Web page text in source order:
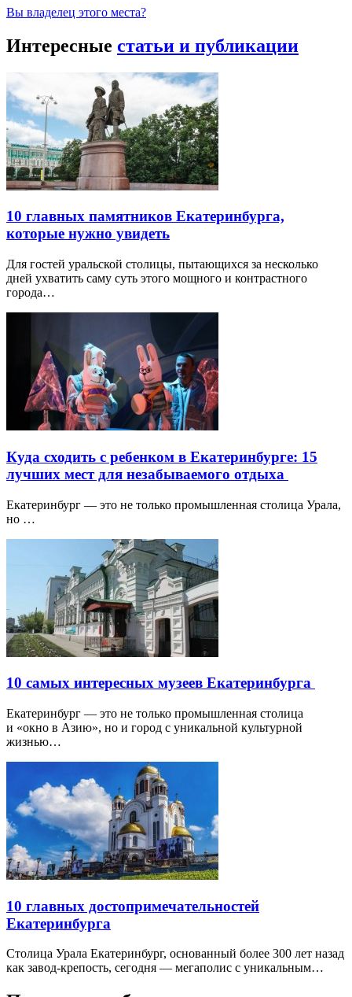
Вы владелец этого места?
Интересные статьи и публикации
10 главных памятников Екатеринбурга,
которые нужно увидеть
Для гостей уральской столицы, пытающихся за несколько
дней ухватить саму суть этого мощного и контрастного
города…
Куда сходить с ребенком в Екатеринбурге: 15
лучших мест для незабываемого отдыха
Екатеринбург — это не только промышленная столица Урала,
но …
10 самых интересных музеев Екатеринбурга
Екатеринбург — это не только промышленная столица
и «окно в Азию», но и город с уникальной культурной
жизнью…
10 главных достопримечательностей
Екатеринбурга
Столица Урала Екатеринбург, основанный более 300 лет назад
как завод-крепость, сегодня — мегаполис с уникальным…